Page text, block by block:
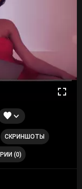
СКРИНШОТЫ
(0)